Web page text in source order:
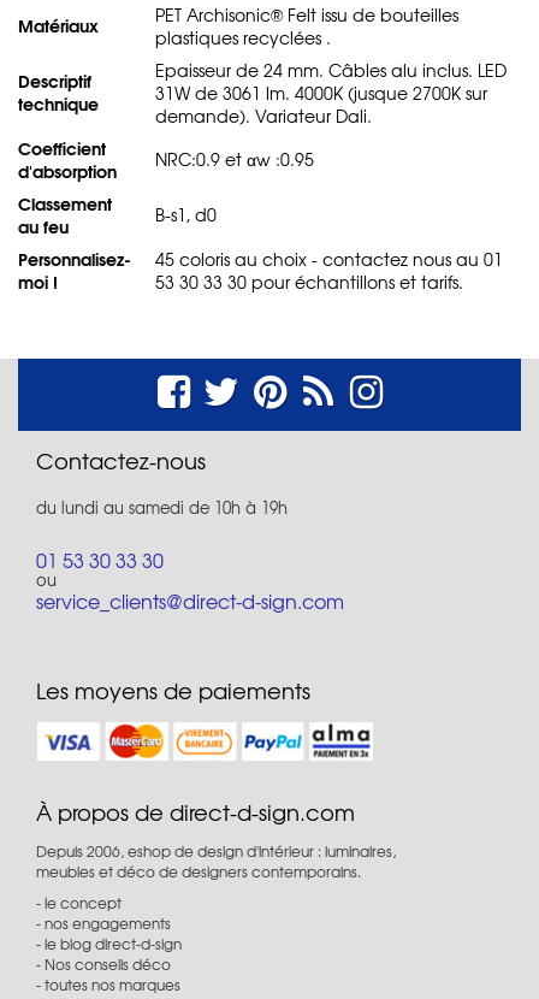
Matériaux
PET Archisonic® Felt issu de bouteilles
plastiques recyclées .
Descriptif
technique
Epaisseur de 24 mm. Câbles alu inclus. LED
31W de 3061 lm. 4000K (jusque 2700K sur
demande). Variateur Dali.
Coefficient
d'absorption
NRC:0.9 et αw :0.95
Classement
au feu
B-s1, d0
Personnalisez-
moi !
45 coloris au choix - contactez nous au 01
53 30 33 30 pour échantillons et tarifs.
Contactez-nous
du lundi au samedi de 10h à 19h
01 53 30 33 30
ou
service_clients@direct-d-sign.com
Les moyens de paiements
À propos de direct-d-sign.com
Depuis 2006, eshop de design d'intérieur : luminaires,
meubles et déco de designers contemporains.
le concept
nos engagements
le blog direct-d-sign
Nos conseils déco
toutes nos marques